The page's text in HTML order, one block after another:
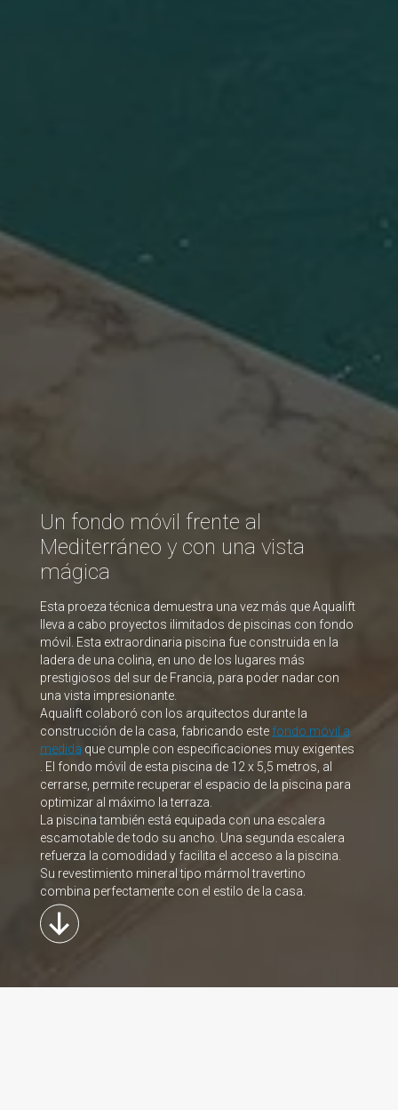
Un fondo móvil frente al
Mediterráneo y con una vista
mágica
Esta proeza técnica demuestra una vez más que Aqualift
lleva a cabo proyectos ilimitados de piscinas con fondo
móvil. Esta extraordinaria piscina fue construida en la
ladera de una colina, en uno de los lugares más
prestigiosos del sur de Francia, para poder nadar con
una vista impresionante.
Aqualift colaboró con los arquitectos durante la
construcción de la casa, fabricando este fondo móvil a
medida que cumple con especificaciones muy exigentes
. El fondo móvil de esta piscina de 12 x 5,5 metros, al
cerrarse, permite recuperar el espacio de la piscina para
optimizar al máximo la terraza.
La piscina también está equipada con una escalera
escamotable de todo su ancho. Una segunda escalera
refuerza la comodidad y facilita el acceso a la piscina.
Su revestimiento mineral tipo mármol travertino
combina perfectamente con el estilo de la casa.